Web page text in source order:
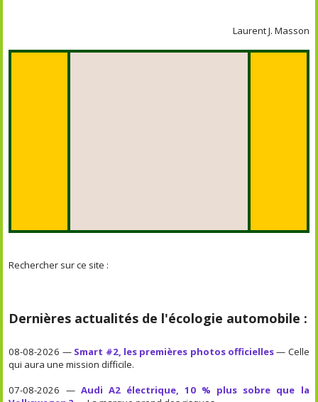
Laurent J. Masson
Rechercher sur ce site :
Dernières actualités de l'écologie automobile :
08-08-2026 — Smart #2, les premières photos officielles— Celle
qui aura une mission difficile.
07-08-2026 — Audi A2 électrique, 10 % plus sobre que la